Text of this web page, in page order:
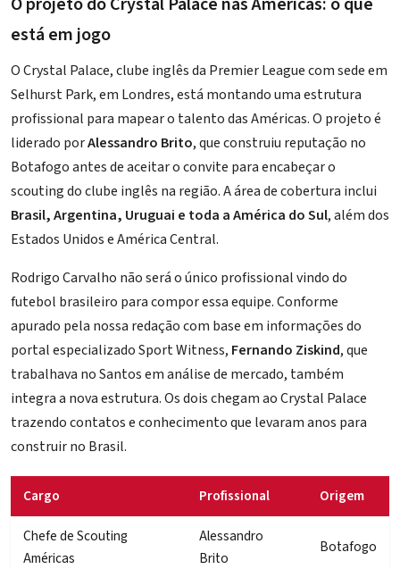
está em jogo
O Crystal Palace, clube inglês da Premier League com sede em
Selhurst Park, em Londres, está montando uma estrutura
profissional para mapear o talento das Américas. O projeto é
liderado porAlessandro Brito, que construiu reputação no
Botafogo antes de aceitar o convite para encabeçar o
scouting do clube inglês na região. A área de cobertura inclui
Brasil, Argentina, Uruguai e toda a América do Sul, além dos
Estados Unidos e América Central.
Rodrigo Carvalho não será o único profissional vindo do
futebol brasileiro para compor essa equipe. Conforme
apurado pela nossa redação com base em informações do
portal especializado Sport Witness, Fernando Ziskind, que
trabalhava no Santos em análise de mercado, também
integra a nova estrutura. Os dois chegam ao Crystal Palace
trazendo contatos e conhecimento que levaram anos para
construir no Brasil.
Cargo Profissional Origem
Chefe de Scouting
Américas
Alessandro
Brito
Botafogo